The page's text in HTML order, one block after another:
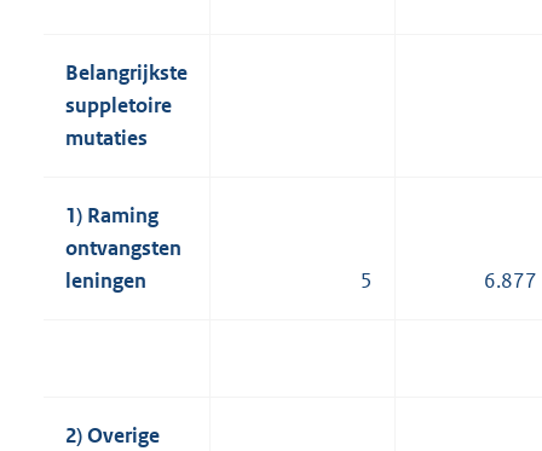
Belangrijkste
suppletoire
mutaties
1) Raming
ontvangsten
leningen
5 6.877
2) Overige